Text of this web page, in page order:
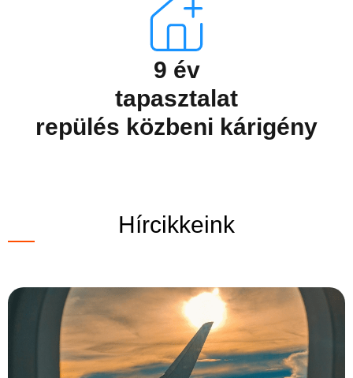
9 év
tapasztalat
repülés közbeni kárigény
Hírcikkeink